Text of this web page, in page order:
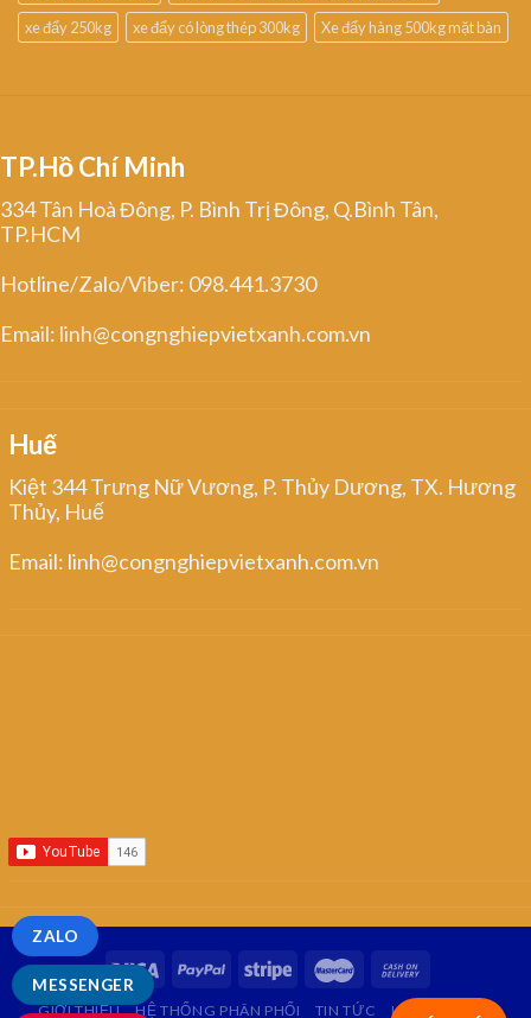
xe đẩy 250kg
xe đẩy có lòng thép 300kg Xe đẩy hàng 500kg mặt bàn
TP.Hồ Chí Minh
334 Tân Hoà Đông, P. Bình Trị Đông, Q.Bình Tân,
TP.HCM
Hotline/Zalo/Viber: 098.441.3730
Email: linh@congnghiepvietxanh.com.vn
Huế
Kiệt 344 Trưng Nữ Vương, P. Thủy Dương, TX. Hương
Thủy, Huế
Email: linh@congnghiepvietxanh.com.vn
GIỚI THIỆU HỆ THỐNG PHÂN PHỐI TIN TỨC LIÊN HỆ
MESSENGER
ZALO